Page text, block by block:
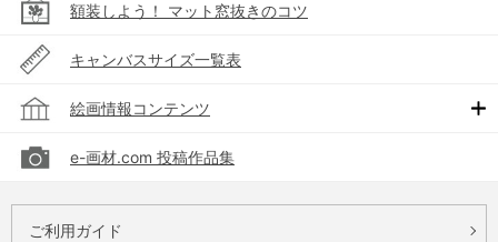
額装しよう！ マット窓抜きのコツ
キャンバスサイズ一覧表
絵画情報コンテンツ
e-画材.com 投稿作品集
ご利用ガイド